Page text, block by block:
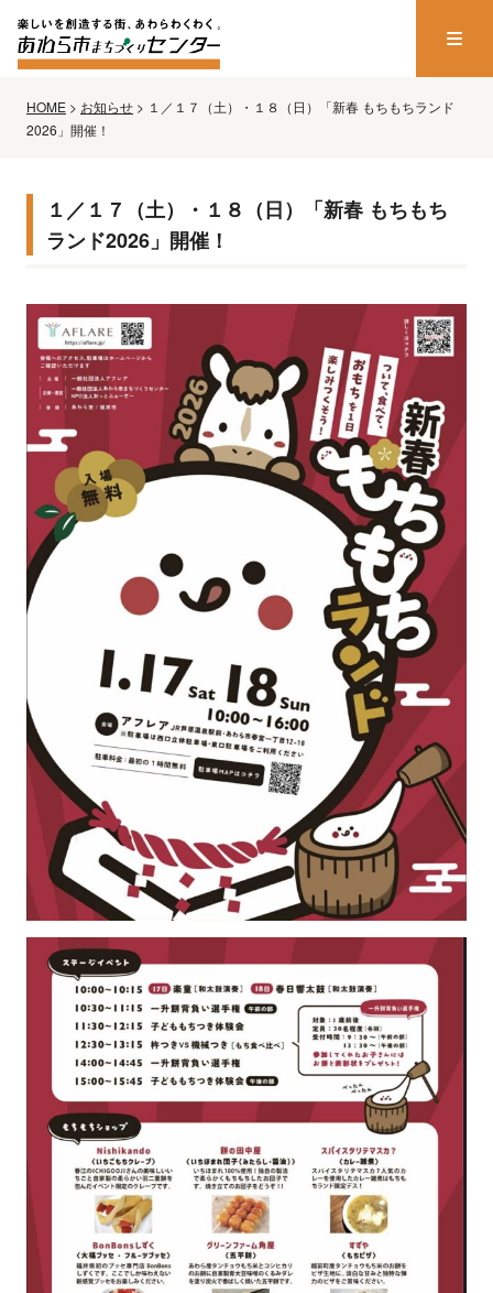
HOME > お知らせ > １／１７（土）・１８（日）「新春 もちもちランド
2026」開催！
１／１７（土）・１８（日）「新春 もちもち
ランド2026」開催！